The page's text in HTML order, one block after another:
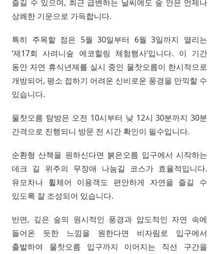
즐길 수 있으며, 최근 급변하는 날씨에도 숲 안은 언제나
상쾌한 기운으로 가득합니다.
특히 주목할 점은 5월 30일부터 6월 3일까지 열리는
‘제17회 사려니숲 에코힐링 체험행사’입니다. 이 기간
동안 자연 휴식년제를 실시 중인 물찻오름이 한시적으로
개방되어, 평소 접하기 어려운 신비로운 풍경을 만끽할 수
있습니다.
물찻오름 탐방은 오전 10시부터 낮 12시 30분까지 30분
간격으로 진행되니 방문 전 시간 확인이 필수입니다.
순환형 산책을 원하신다면 붉은오름 입구에서 시작하는
데크 길 위주의 무장애 나눔길 코스가 효율적입니다.
유모차나 휠체어 이용객도 편안하게 자연을 즐길 수
있도록 잘 조성되어 있습니다.
반면, 깊은 숲의 원시적인 풍경과 압도적인 자연 속에
들어온 듯한 느낌을 원한다면 비자림로 입구에서
출발하여 물찻오름 입구까지 이어지는 직선 구간을